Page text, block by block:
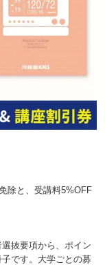
除と、受講料5%OFF
抜要項から、ポイン
です。大学ごとの募